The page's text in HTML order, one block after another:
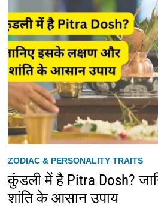
ZODIAC & PERSONALITY TRAITS
कुंडली में है Pitra Dosh?
शांति के आसान उपाय